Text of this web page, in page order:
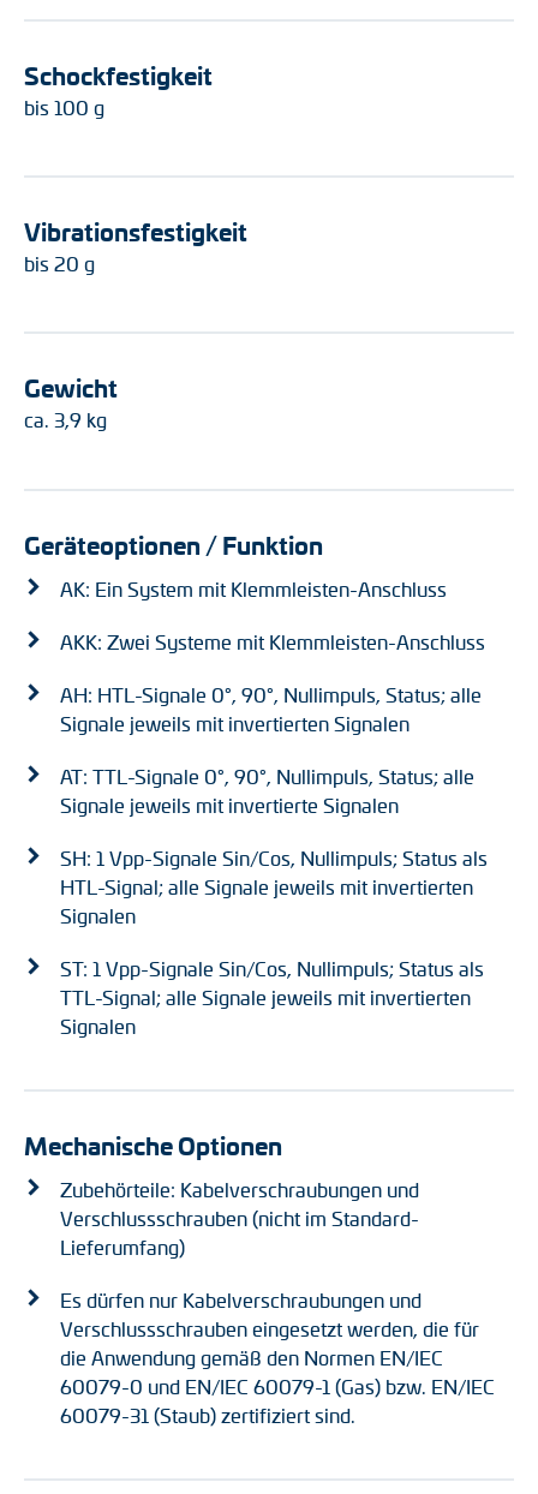
Schockfestigkeit
bis 100 g
Vibrationsfestigkeit
bis 20 g
Gewicht
ca. 3,9 kg
Geräteoptionen / Funktion
AK: Ein System mit Klemmleisten-Anschluss
AKK: Zwei Systeme mit Klemmleisten-Anschluss
AH: HTL-Signale 0°, 90°, Nullimpuls, Status; alle
Signale jeweils mit invertierten Signalen
AT: TTL-Signale 0°, 90°, Nullimpuls, Status; alle
Signale jeweils mit invertierte Signalen
SH: 1 Vpp-Signale Sin/Cos, Nullimpuls; Status als
HTL-Signal; alle Signale jeweils mit invertierten
Signalen
ST: 1 Vpp-Signale Sin/Cos, Nullimpuls; Status als
TTL-Signal; alle Signale jeweils mit invertierten
Signalen
Mechanische Optionen
Zubehörteile: Kabelverschraubungen und
Verschlussschrauben (nicht im Standard-
Lieferumfang)
Es dürfen nur Kabelverschraubungen und
Verschlussschrauben eingesetzt werden, die für
die Anwendung gemäß den Normen EN/IEC
60079-0 und EN/IEC 60079-1 (Gas) bzw. EN/IEC
60079-31 (Staub) zertifiziert sind.